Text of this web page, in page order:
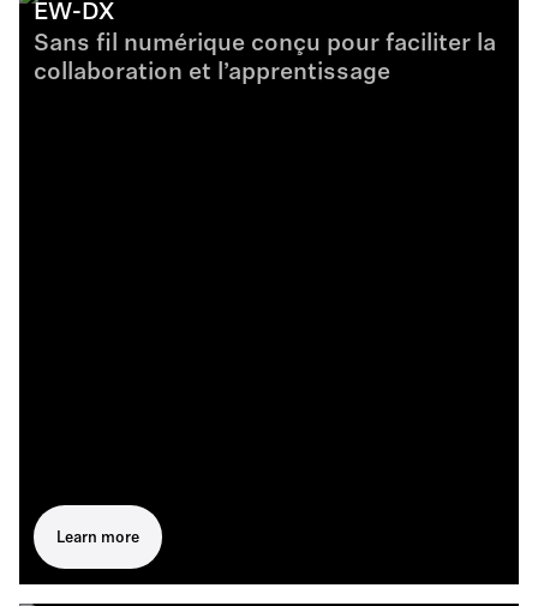
EW-DX
Sans fil numérique conçu pour faciliter la
collaboration et l’apprentissage
Learn more